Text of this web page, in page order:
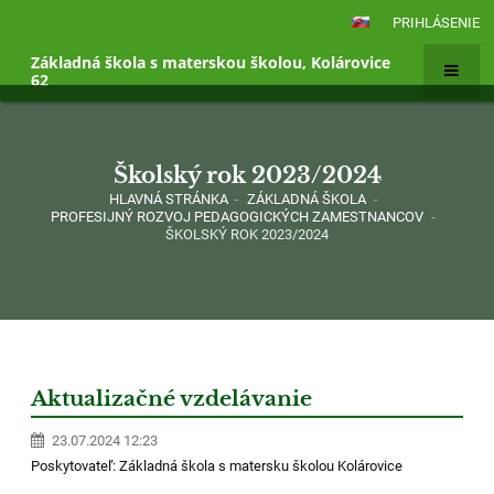
PRIHLÁSENIE
Základná škola s materskou školou, Kolárovice
62
Školský rok 2023/2024
HLAVNÁ STRÁNKA - ZÁKLADNÁ ŠKOLA -
PROFESIJNÝ ROZVOJ PEDAGOGICKÝCH ZAMESTNANCOV -
ŠKOLSKÝ ROK 2023/2024
rok
2023/2024
Aktualizačné vzdelávanie
23.07.2024 12:23
Poskytovateľ: Základná škola s matersku školou Kolárovice